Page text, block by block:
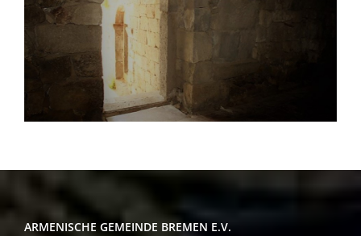
ARMENISCHE GEMEINDE BREMEN E.V.